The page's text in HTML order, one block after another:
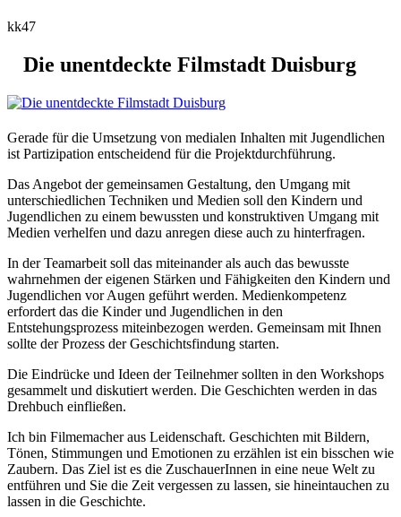
kk47
Die unentdeckte Filmstadt Duisburg
Gerade für die Umsetzung von medialen Inhalten mit Jugendlichen
ist Partizipation entscheidend für die Projektdurchführung.
Das Angebot der gemeinsamen Gestaltung, den Umgang mit
unterschiedlichen Techniken und Medien soll den Kindern und
Jugendlichen zu einem bewussten und konstruktiven Umgang mit
Medien verhelfen und dazu anregen diese auch zu hinterfragen.
In der Teamarbeit soll das miteinander als auch das bewusste
wahrnehmen der eigenen Stärken und Fähigkeiten den Kindern und
Jugendlichen vor Augen geführt werden. Medienkompetenz
erfordert das die Kinder und Jugendlichen in den
Entstehungsprozess miteinbezogen werden. Gemeinsam mit Ihnen
sollte der Prozess der Geschichtsfindung starten.
Die Eindrücke und Ideen der Teilnehmer sollten in den Workshops
gesammelt und diskutiert werden. Die Geschichten werden in das
Drehbuch einfließen.
Ich bin Filmemacher aus Leidenschaft. Geschichten mit Bildern,
Tönen, Stimmungen und Emotionen zu erzählen ist ein bisschen wie
Zaubern. Das Ziel ist es die ZuschauerInnen in eine neue Welt zu
entführen und Sie die Zeit vergessen zu lassen, sie hineintauchen zu
lassen in die Geschichte.